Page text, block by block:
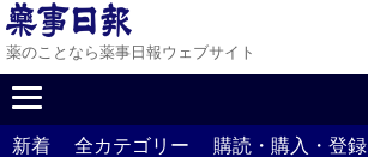
薬のことなら薬事日報ウェブサイト
新着 全カテゴリー 購読・購入・登録